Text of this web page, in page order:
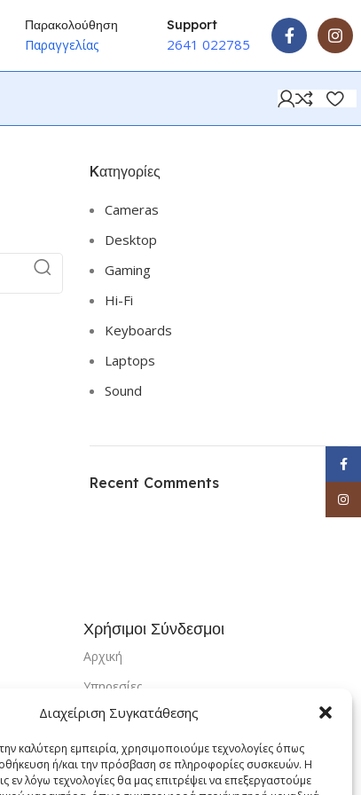
Διαχείριση Συγκατάθεσης
καλύτερη εμπειρία, χρησιμοποιούμε τεχνολογίες όπως
ή/και την πρόσβαση σε πληροφορίες συσκευών. Η
εν λόγω τεχνολογίες θα μας επιτρέψει να επεξεργαστούμε
Παρακολούθηση
Παραγγελίας
Support
2641 022785
Kατηγορίες
Cameras
Desktop
Gaming
Hi-Fi
Keyboards
Laptops
Sound
Recent Comments
Χρήσιμοι Σύνδεσμοι
Αρχική
Υπηρεσίες
Αποστολή & Επιστροφές
Τρόποι Πληρωμής
Εντοπισμός Παραγγελίας